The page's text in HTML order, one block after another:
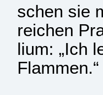
schen sie
rei­chen
lium: „Ich
Flam­men.“